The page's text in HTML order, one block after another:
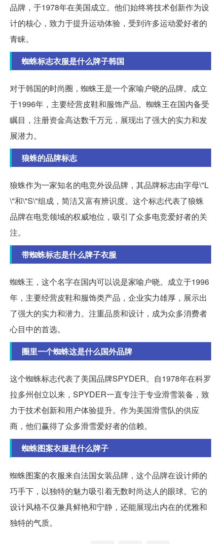
品牌，于1978年在美国成立。他们始终将技术创新作为设
计的核心，致力于提升运动体验，受到许多运动爱好者的
青睐。
蜘蛛标志衣服是什么牌子韩国
对于韩国的时尚圈，蜘蛛王是一个家喻户晓的品牌。成立
于1996年，主要经营皮鞋和服饰产品。蜘蛛王在国内备受
瞩目，注册资金高达数千万元，展现出了强大的实力和发
展潜力。
狼蛛的品牌标志
狼蛛作为一家知名的电竞外设品牌，其品牌标志由字母\"L
\"和\"S\"组成，简洁又富有辨识度。这个标志代表了狼蛛
品牌在电竞领域的权威地位，吸引了众多电竞爱好者的关
注。
带蜘蛛标志是什么牌子衣服
蜘蛛王，这个名字在国内可以说是家喻户晓。成立于1996
年，主要经营皮鞋和服饰类产品，企业实力雄厚，展示出
了强大的实力和潜力。注重品质和设计，成为众多消费者
心目中的首选。
圈里一个蜘蛛这是什么国外品牌
这个蜘蛛标志代表了美国品牌SPYDER。自1978年在科罗
拉多州创立以来，SPYDER一直专注于专业滑雪装备，致
力于技术创新和用户体验提升。作为美国滑雪队的供应
商，他们赢得了众多滑雪爱好者的信赖。
蜘蛛图案衣服是什么牌子
蜘蛛图案的衣服来自法国女装品牌，这个品牌在设计师的
巧手下，以独特的魅力吸引着无数时尚达人的眼球。它的
设计风格不仅兼具鲜艳和宁静，还能展现出内在的优雅和
独特的气质。